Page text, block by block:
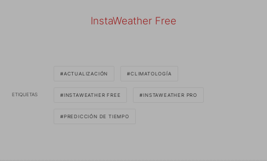
InstaWeather Free
ETIQUETAS
ACTUALIZACIÓN CLIMATOLOGÍA
INSTAWEATHER FREE INSTAWEATHER PRO
PREDICCIÓN DE TIEMPO